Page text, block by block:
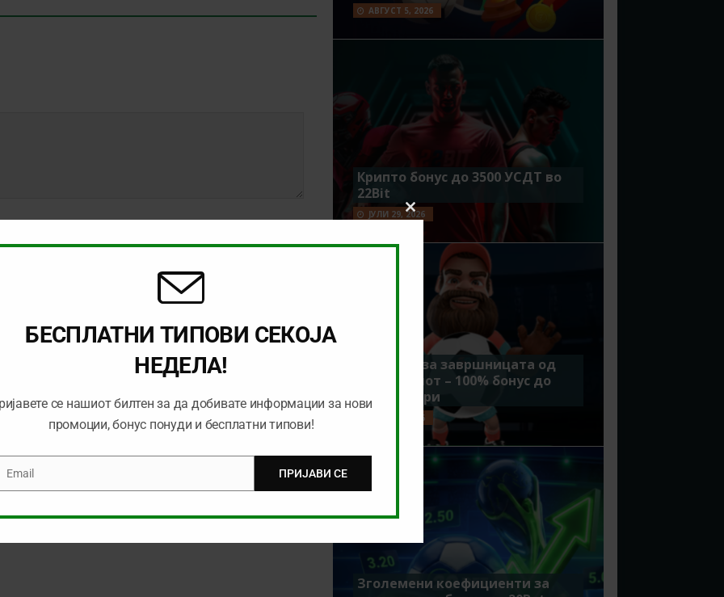
for the next time I comment.
АВГУСТ 5, 2026
Крипто бонус до 3500 УСДТ во
22Bit
ЈУЛИ 29, 2026
Идеално за завршницата од
Мундијалот – 100% бонус до
7500 денари
ЈУЛИ 15, 2026
Зголемени коефициенти за
Close
module
БЕСПЛАТНИ ТИПОВИ СЕКОЈА
НЕДЕЛА!
се нашиот билтен за да добивате информации за нови
промоции, бонус понуди и бесплатни типови!
Email ПРИЈАВИ СЕ